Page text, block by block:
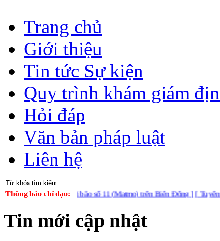
Trang chủ
Giới thiệu
Tin tức Sự kiện
Quy trình khám giám
Hỏi đáp
Văn bản pháp luật
Liên hệ
Thông báo chỉ đạo:
ứng phó với bão số 11 (Matmo) trên Biển Đông ] [ Tuyên truyền
Tin mới cập nhật